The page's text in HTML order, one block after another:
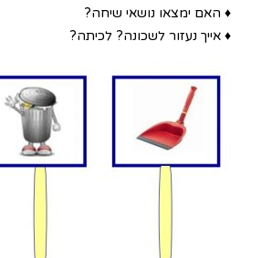
♦ האם ימצאו נושאי שיחה?
♦ אייך נעזור לשכונה? לכיתה?